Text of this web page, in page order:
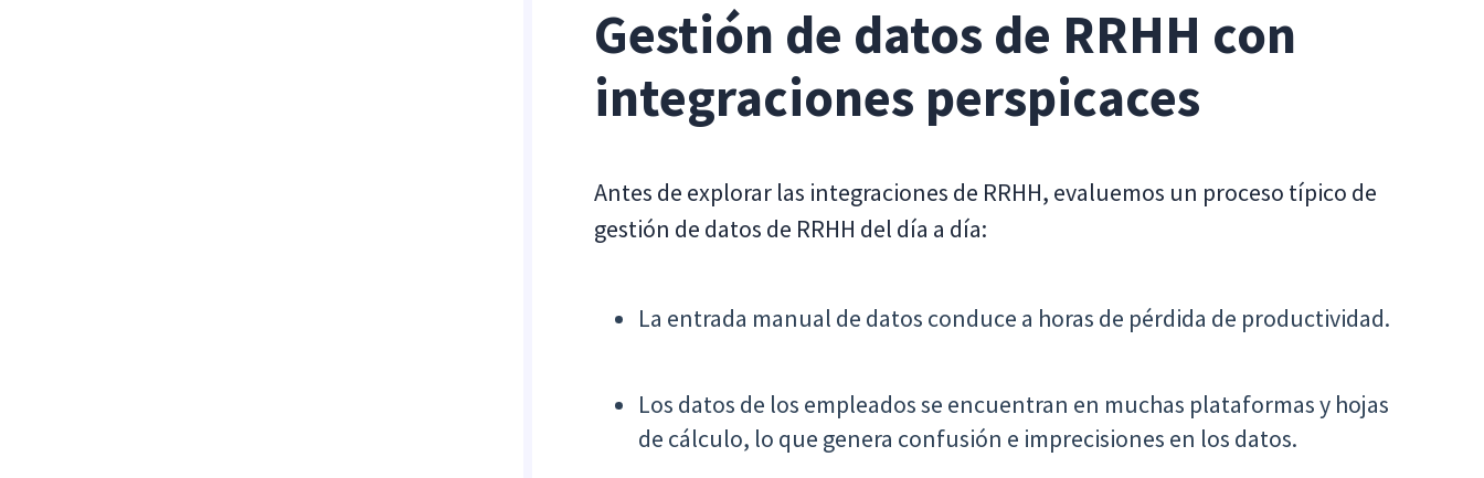
Gestión de datos de RRHH con
integraciones perspicaces
Antes de explorar las integraciones de RRHH, evaluemos un proceso típico de
gestión de datos de RRHH del día a día:
La entrada manual de datos conduce a horas de pérdida de productividad.
Los datos de los empleados se encuentran en muchas plataformas y hojas
de cálculo, lo que genera confusión e imprecisiones en los datos.